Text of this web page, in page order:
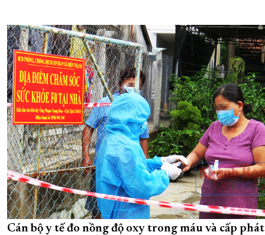
Cán bộ y tế đo nồng độ oxy trong máu và cấp